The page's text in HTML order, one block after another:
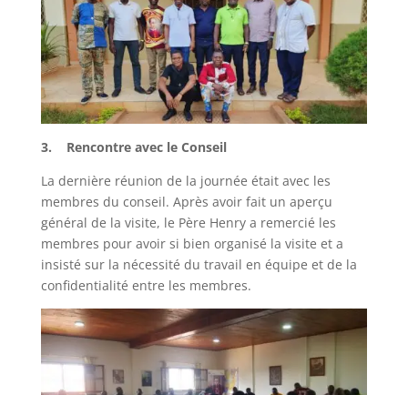
3. Rencontre avec le Conseil
La dernière réunion de la journée était avec les
membres du conseil. Après avoir fait un aperçu
général de la visite, le Père Henry a remercié les
membres pour avoir si bien organisé la visite et a
insisté sur la nécessité du travail en équipe et de la
confidentialité entre les membres.